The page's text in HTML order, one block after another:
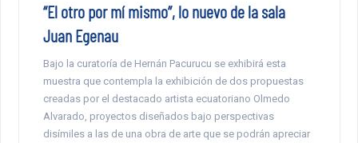
“El otro por mí mismo”, lo nuevo de la sala
Juan Egenau
Bajo la curatoría de Hernán Pacurucu se exhibirá esta
muestra que contempla la exhibición de dos propuestas
creadas por el destacado artista ecuatoriano Olmedo
Alvarado, proyectos diseñados bajo perspectivas
disímiles a las de una obra de arte que se podrán apreciar